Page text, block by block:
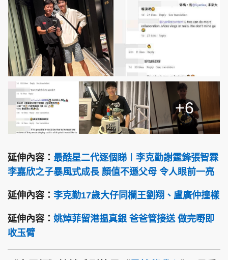
+6
延伸內容： 最酷星二代逐個睇︱李克勤謝霆鋒張智霖
李嘉欣之子暴風式成長 顏值不遜父母 令人眼前一亮
延伸內容： 李克勤17歲大仔同欄王劉翔、盧廣仲撞樣
延伸內容： 姚焯菲留港揾真銀 爸爸管接送 做完嘢即
收玉臂